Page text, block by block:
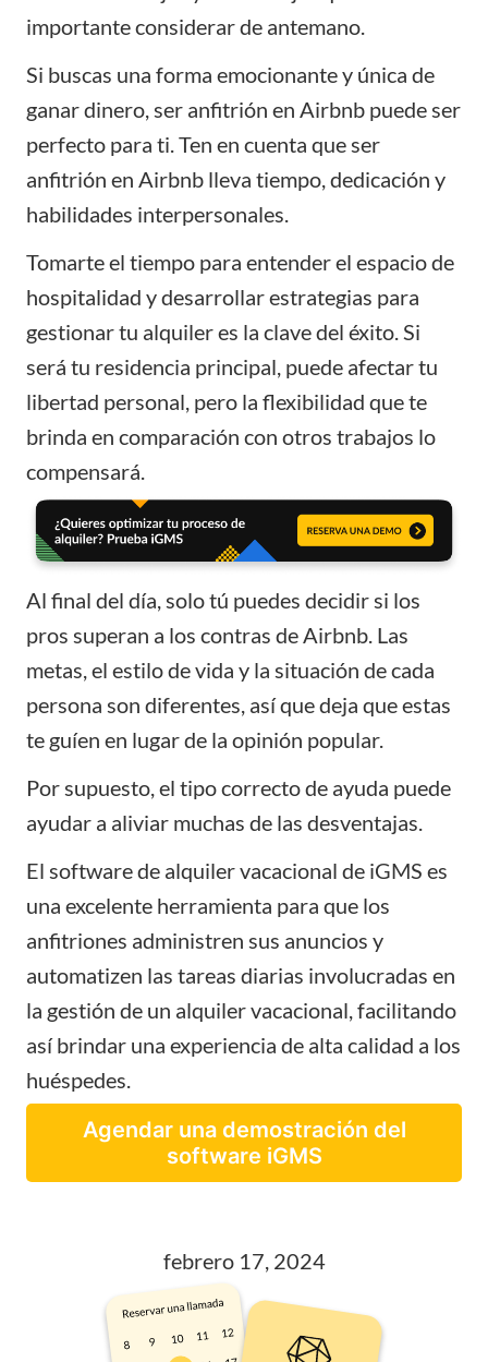
importante considerar de antemano.
Si buscas una forma emocionante y única de
ganar dinero, ser anfitrión en Airbnb puede ser
perfecto para ti. Ten en cuenta que ser
anfitrión en Airbnb lleva tiempo, dedicación y
habilidades interpersonales.
Tomarte el tiempo para entender el espacio de
hospitalidad y desarrollar estrategias para
gestionar tu alquiler es la clave del éxito. Si
será tu residencia principal, puede afectar tu
libertad personal, pero la flexibilidad que te
brinda en comparación con otros trabajos lo
compensará.
Al final del día, solo tú puedes decidir si los
pros superan a los contras de Airbnb. Las
metas, el estilo de vida y la situación de cada
persona son diferentes, así que deja que estas
te guíen en lugar de la opinión popular.
Por supuesto, el tipo correcto de ayuda puede
ayudar a aliviar muchas de las desventajas.
El software de alquiler vacacional de iGMS es
una excelente herramienta para que los
anfitriones administren sus anuncios y
automatizen las tareas diarias involucradas en
la gestión de un alquiler vacacional, facilitando
así brindar una experiencia de alta calidad a los
huéspedes.
Agendar una demostración del
software iGMS
febrero 17, 2024